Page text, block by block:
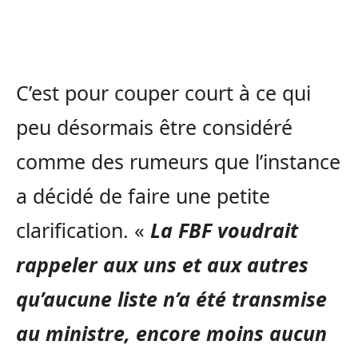
C’est pour couper court à ce qui
peu désormais être considéré
comme des rumeurs que l’instance
a décidé de faire une petite
clarification. « La FBF voudrait
rappeler aux uns et aux autres
qu’aucune liste n’a été transmise
au ministre, encore moins aucun